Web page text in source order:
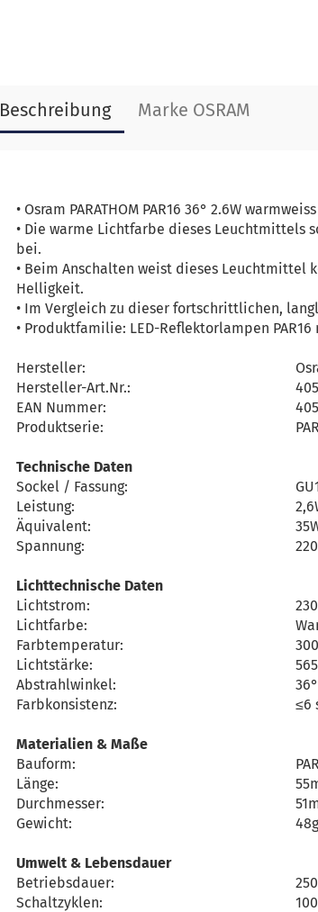
Beschreibung Marke OSRAM
• Osram PARATHOM PAR16 36° 2.6W
• Die warme Lichtfarbe dieses Leuchtmittels
bei.
• Beim Anschalten weist dieses
Helligkeit.
• Im Vergleich zu dieser fortschrittlichen,
• Produktfamilie: LED-Reflektorlampen
Hersteller:
Hersteller-Art.Nr.:
EAN Nummer:
Produktserie:
Technische Daten
Sockel / Fassung:
Leistung:
Äquivalent:
Spannung:
Lichttechnische Daten
Lichtstrom:
Lichtfarbe:
Farbtemperatur:
Lichtstärke:
Abstrahlwinkel:
36°
Farbkonsistenz:
≤6
Materialien & Maße
Bauform:
Länge:
Durchmesser:
Gewicht:
Umwelt & Lebensdauer
Betriebsdauer:
Schaltzyklen: